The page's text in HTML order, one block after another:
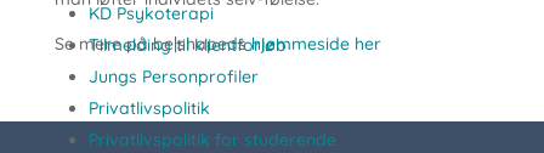
KD Psykoterapi
Tilmelding til klientforløb
Jungs Personprofiler
Privatlivspolitik
Privatlivspolitik for studerende
Se mere på be|shapedshjemmeside her